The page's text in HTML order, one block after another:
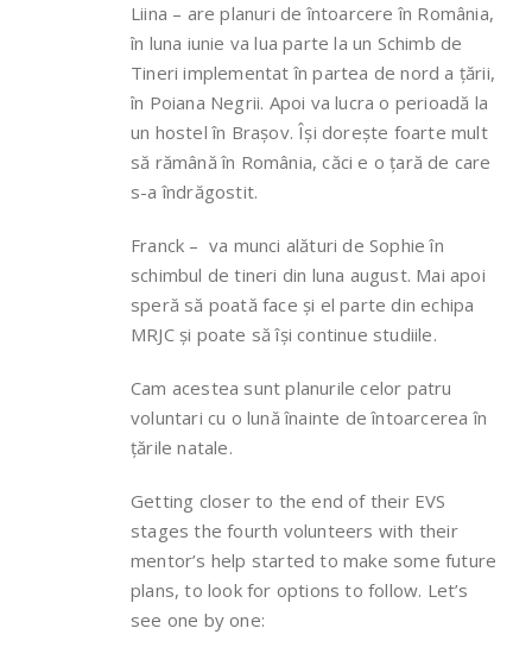
Liina – are planuri de întoarcere în România,
în luna iunie va lua parte la un Schimb de
Tineri implementat în partea de nord a țării,
în Poiana Negrii. Apoi va lucra o perioadă la
un hostel în Brașov. Își dorește foarte mult
să rămână în România, căci e o țară de care
s-a îndrăgostit.
Franck – va munci alături de Sophie în
schimbul de tineri din luna august. Mai apoi
speră să poată face și el parte din echipa
MRJC și poate să își continue studiile.
Cam acestea sunt planurile celor patru
voluntari cu o lună înainte de întoarcerea în
țările natale.
Getting closer to the end of their EVS
stages the fourth volunteers with their
mentor’s help started to make some future
plans, to look for options to follow. Let’s
see one by one: